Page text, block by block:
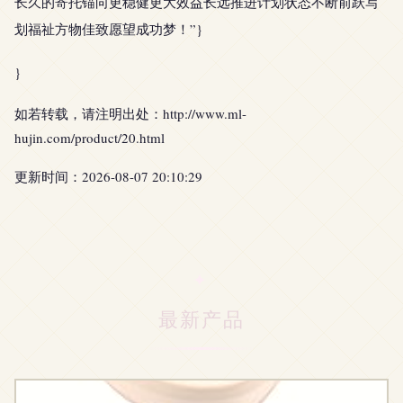
划福祉方物佳致愿望成功梦！”}
}
如若转载，请注明出处：http://www.ml-
hujin.com/product/20.html
更新时间：2026-08-07 20:10:29
最新产品